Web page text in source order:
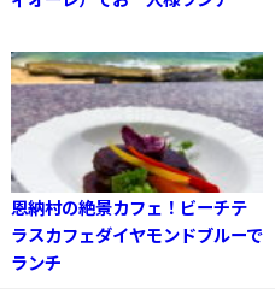
恩納村の絶景カフェ！ビーチテ
ラスカフェダイヤモンドブルーで
ランチ